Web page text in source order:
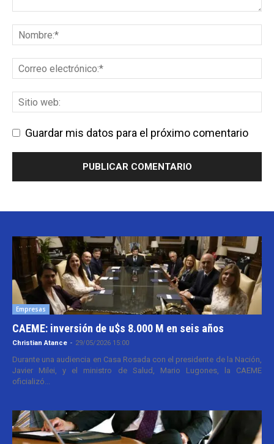
Guardar mis datos para el próximo comentario
Empresas
CAEME: inversión de u$s 8.000 M en seis años
Christian Atance - 29/05/2026 15:00
Durante una audiencia en Casa Rosada con el presidente de la Nación,
Javier Milei, y el ministro de Salud, Mario Lugones, la CAEME
oficializó...